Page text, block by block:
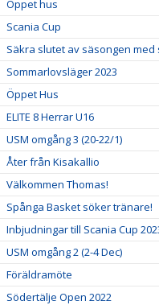
Öppet hus
Scania Cup
Säkra slutet av säsongen med
Sommarlovsläger 2023
Öppet Hus
ELITE 8 Herrar U16
USM omgång 3 (20-22/1)
Åter från Kisakallio
Välkommen Thomas!
Spånga Basket söker tränare!
Inbjudningar till Scania Cup
USM omgång 2 (2-4 Dec)
Föräldramöte
Södertälje Open 2022